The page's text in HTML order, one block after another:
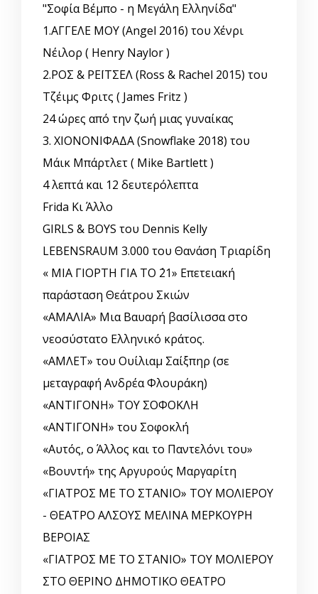
"Σοφία Βέμπο - η Μεγάλη Ελληνίδα"
1.ΑΓΓΕΛΕ ΜΟΥ (Angel 2016) του Χένρι
Νέιλορ ( Henry Naylor )
2.ΡΟΣ & ΡΕΪΤΣΕΛ (Ross & Rachel 2015) του
Τζέιμς Φριτς ( James Fritz )
24 ώρες από την ζωή μιας γυναίκας
3. ΧΙΟΝΟΝΙΦΑΔΑ (Snowflake 2018) του
Μάικ Μπάρτλετ ( Mike Bartlett )
4 λεπτά και 12 δευτερόλεπτα
Frida Κι Άλλο
GIRLS & BOYS του Dennis Kelly
LEBENSRAUM 3.000 του Θανάση Τριαρίδη
« ΜΙΑ ΓΙΟΡΤΗ ΓΙΑ ΤΟ ΄21» Επετειακή
παράσταση Θεάτρου Σκιών
«ΑΜΑΛΙΑ» Μια Βαυαρή βασίλισσα στο
νεοσύστατο Ελληνικό κράτος.
«ΑΜΛΕΤ» του Ουίλιαμ Σαίξπηρ (σε
μεταγραφή Ανδρέα Φλουράκη)
«ΑΝΤΙΓΟΝΗ» ΤΟΥ ΣΟΦΟΚΛΗ
«ΑΝΤΙΓΟΝΗ» του Σοφοκλή
«Αυτός, o Άλλος και το Παντελόνι του»
«Βουντή» της Αργυρούς Μαργαρίτη
«ΓΙΑΤΡΟΣ ΜΕ ΤΟ ΣΤΑΝΙΟ» ΤΟΥ ΜΟΛΙΕΡΟΥ
- ΘΕΑΤΡΟ ΑΛΣΟΥΣ ΜΕΛΙΝΑ ΜΕΡΚΟΥΡΗ
ΒΕΡΟΙΑΣ
«ΓΙΑΤΡΟΣ ΜΕ ΤΟ ΣΤΑΝΙΟ» ΤΟΥ ΜΟΛΙΕΡΟΥ
ΣΤΟ ΘΕΡΙΝΟ ΔΗΜΟΤΙΚΟ ΘΕΑΤΡΟ